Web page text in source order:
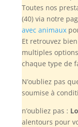
Toutes nos
(40) via notre
avec animaux
Et retrouvez
multiples
chaque type de
N’oubliez pas
soumise à
n’oubliez pas :
alentours pour